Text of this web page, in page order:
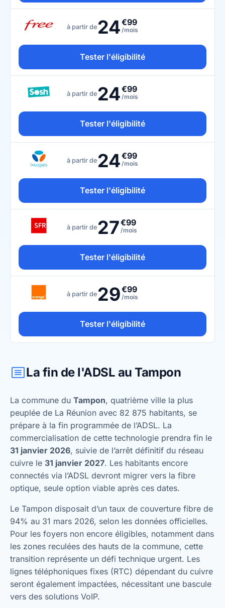
à partir de 24€99
/mois
Tester l'éligibilité
à partir de 24€99
/mois
Tester l'éligibilité
à partir de 24€99
/mois
Tester l'éligibilité
à partir de 27€99
/mois
Tester l'éligibilité
à partir de 29€99
/mois
Tester l'éligibilité
La fin de l'ADSL au Tampon
La commune du Tampon, quatrième ville la plus
peuplée de La Réunion avec 82 875 habitants, se
prépare à la fin programmée de l’ADSL. La
commercialisation de cette technologie prendra fin le
31 janvier 2026, suivie de l’arrêt définitif du réseau
cuivre le 31 janvier 2027. Les habitants encore
connectés via l’ADSL devront migrer vers la fibre
optique, seule option viable après ces dates.
Le Tampon disposait d’un taux de couverture fibre de
94% au 31 mars 2026, selon les données officielles.
Pour les foyers non encore éligibles, notamment dans
les zones reculées des hauts de la commune, cette
transition représente un défi technique urgent. Les
lignes téléphoniques fixes (RTC) dépendant du cuivre
seront également impactées, nécessitant une bascule
vers des solutions VoIP.